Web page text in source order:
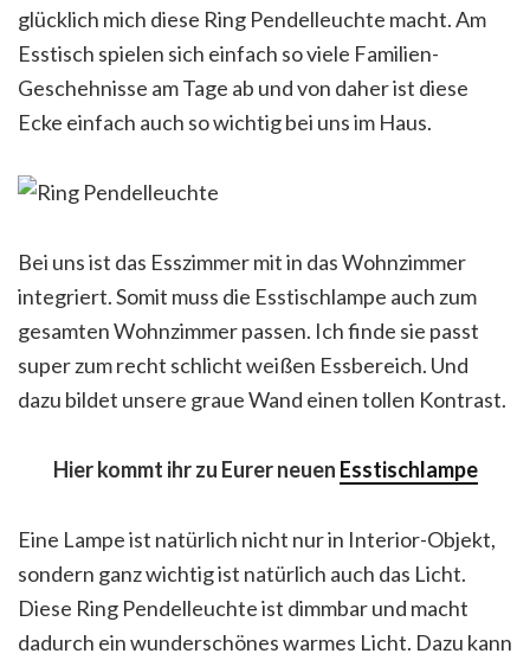
glücklich mich diese Ring Pendelleuchte macht. Am
Esstisch spielen sich einfach so viele Familien-
Geschehnisse am Tage ab und von daher ist diese
Ecke einfach auch so wichtig bei uns im Haus.
Bei uns ist das Esszimmer mit in das Wohnzimmer
integriert. Somit muss die Esstischlampe auch zum
gesamten Wohnzimmer passen. Ich finde sie passt
super zum recht schlicht weißen Essbereich. Und
dazu bildet unsere graue Wand einen tollen Kontrast.
Hier kommt ihr zu Eurer neuen Esstischlampe
Eine Lampe ist natürlich nicht nur in Interior-Objekt,
sondern ganz wichtig ist natürlich auch das Licht.
Diese Ring Pendelleuchte ist dimmbar und macht
dadurch ein wunderschönes warmes Licht. Dazu kann